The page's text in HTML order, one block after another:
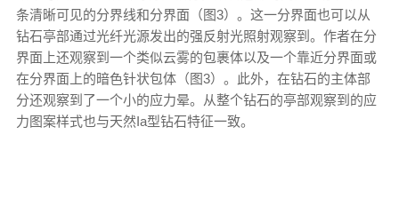
条清晰可见的分界线和分界面（图3）。这一分界面也可以从
钻石亭部通过光纤光源发出的强反射光照射观察到。作者在分
界面上还观察到一个类似云雾的包裹体以及一个靠近分界面或
在分界面上的暗色针状包体（图3）。此外，在钻石的主体部
分还观察到了一个小的应力晕。从整个钻石的亭部观察到的应
力图案样式也与天然Ia型钻石特征一致。